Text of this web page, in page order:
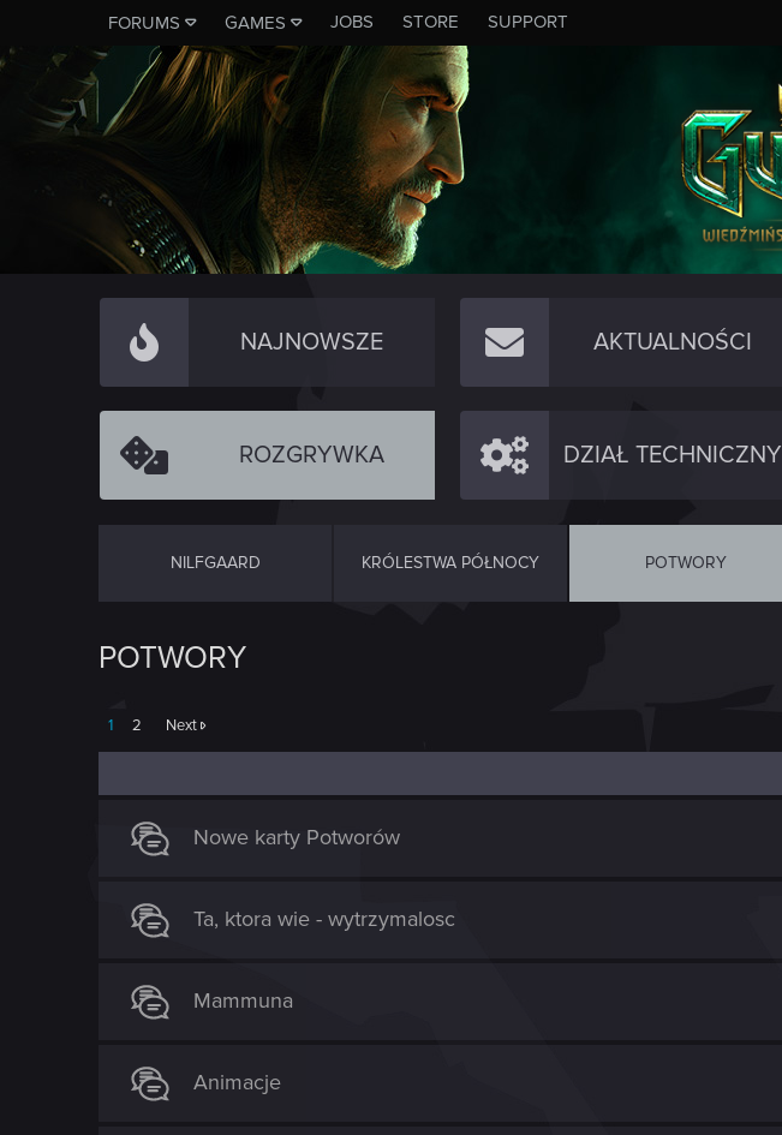
FORUMS GAMES JOBS STORE SUPPORT
NAJNOWSZE AKTUALNOŚCI
ROZGRYWKA DZIAŁ TECHNICZNY
NILFGAARD KRÓLESTWA PÓŁNOCY POTWORY
POTWORY
1 2 Next
Nowe karty Potworów
Ta, ktora wie - wytrzymalosc
Mammuna
Animacje